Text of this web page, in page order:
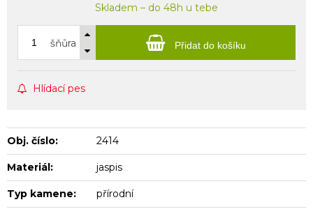
Skladem – do 48h u tebe
šňůra Přidat do košíku
Hlídací pes
Obj. číslo: 2414
Materiál: jaspis
Typ kamene: přírodní